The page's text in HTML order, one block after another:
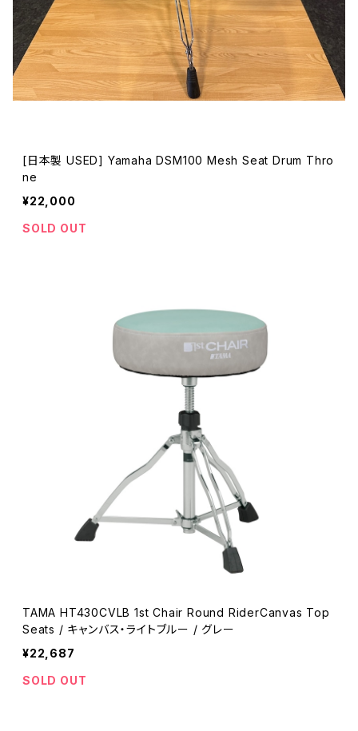
[日本製 USED] Yamaha DSM100 Mesh Seat Drum Thro
ne
¥22,000
SOLD OUT
TAMA HT430CVLB 1st Chair Round RiderCanvas Top
Seats / キャンバス・ライトブルー / グレー
¥22,687
SOLD OUT